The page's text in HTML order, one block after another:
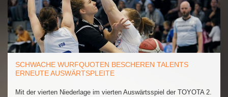
SCHWACHE WURFQUOTEN BESCHEREN TALENTS
ERNEUTE AUSWÄRTSPLEITE
Mit der vierten Niederlage im vierten Auswärtsspiel der TOYOTA 2.